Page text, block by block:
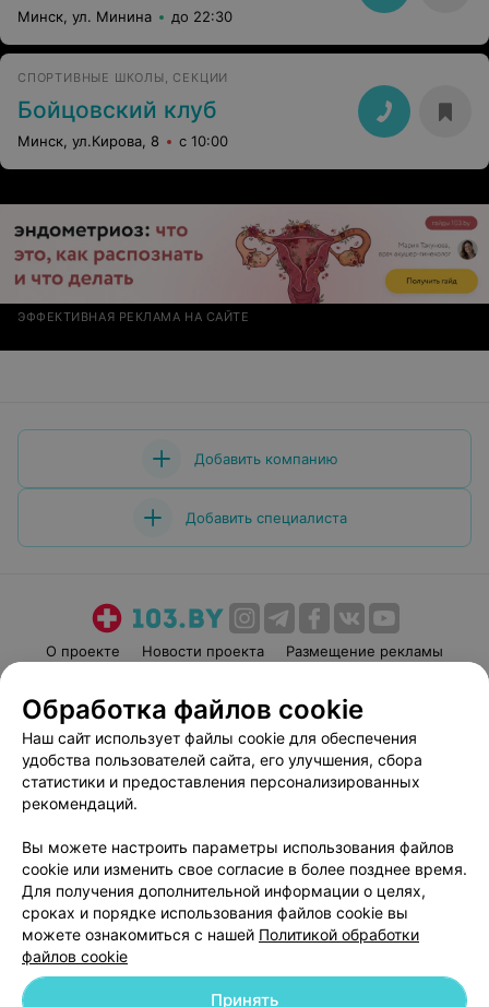
Минск, ул. Минина до 22:30
СПОРТИВНЫЕ ШКОЛЫ, СЕКЦИИ
Бойцовский клуб
Минск, ул.Кирова, 8 с 10:00
ЭФФЕКТИВНАЯ РЕКЛАМА НА САЙТЕ
Добавить компанию
Добавить специалиста
О проекте Новости проекта
Размещение рекламы
Пользовательское соглашение
Способы оплаты
Вакансии
Партнеры
Написать руководителю 103.by
Обработка персональных данных
Обработка файлов cookie
Наш сайт использует файлы cookie для обеспечения
удобства пользователей сайта, его улучшения, сбора
статистики и предоставления персонализированных
рекомендаций.
Вы можете настроить параметры использования файлов
cookie или изменить свое согласие в более позднее время.
Для получения дополнительной информации о целях,
сроках и порядке использования файлов cookie вы
можете ознакомиться с нашей Политикой обработки
файлов cookie
Принять